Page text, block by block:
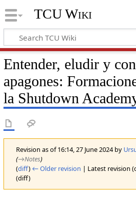
TCU Wiki
Entender, eludir y
apagones:
la Shutdown
Revision as of 16:14, 27 June 2024 by
(→‎Notes)
(diff) ← Older revision | Latest revision
(diff)